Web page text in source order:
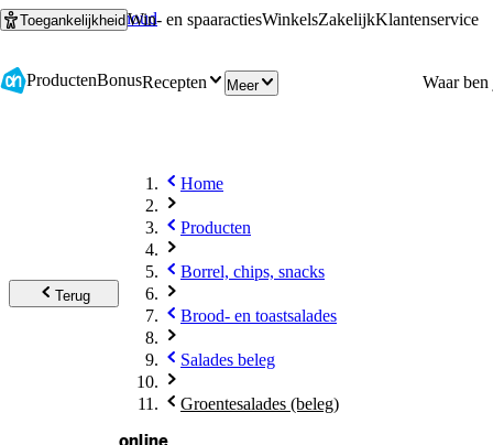
Ga naar hoofdinhoud
Ga naar zoeken
ToegankelijkheidWin- en spaaractiesWinkelsZakelijkKlantenservice
ProductenBonusRecepten Meer
Terug
Home
Producten
Borrel, chips, snacks
Brood- en toastsalades
Salades beleg
Groentesalades (beleg)